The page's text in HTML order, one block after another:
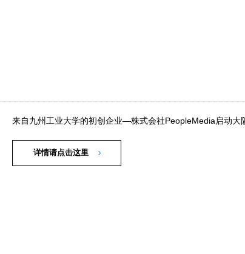
来自九州工业大学的初创企业—株式会社PeopleMedia启动大
详情请点击这里